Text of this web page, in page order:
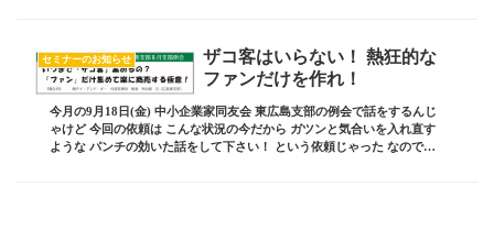
セミナーのお知らせ
ザコ客はいらない！ 熱狂的な
ファンだけを作れ！
今月の9月18日(金) 中小企業家同友会 東広島支部の例会で話をするんじ
ゃけど 今回の依頼は こんな状況の今だから ガツンと気合いを入れ直す
ような パンチの効いた話をして下さい！ という依頼じゃった なので打